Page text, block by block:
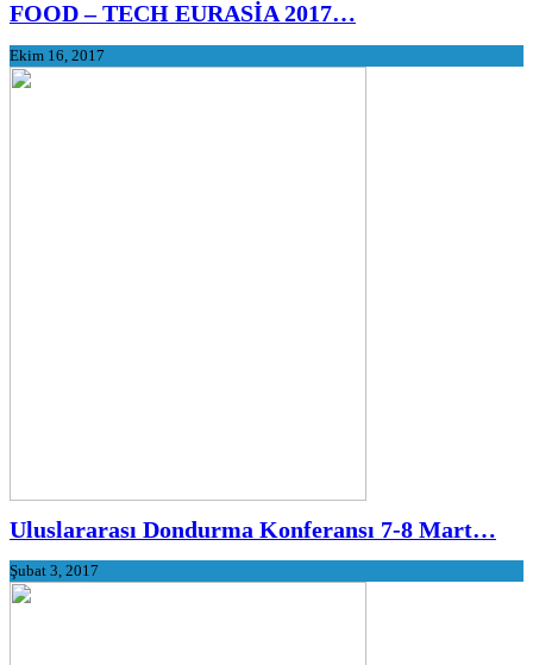
FOOD – TECH EURASİA 2017…
Ekim 16, 2017
Uluslararası Dondurma Konferansı 7-8 Mart…
Şubat 3, 2017